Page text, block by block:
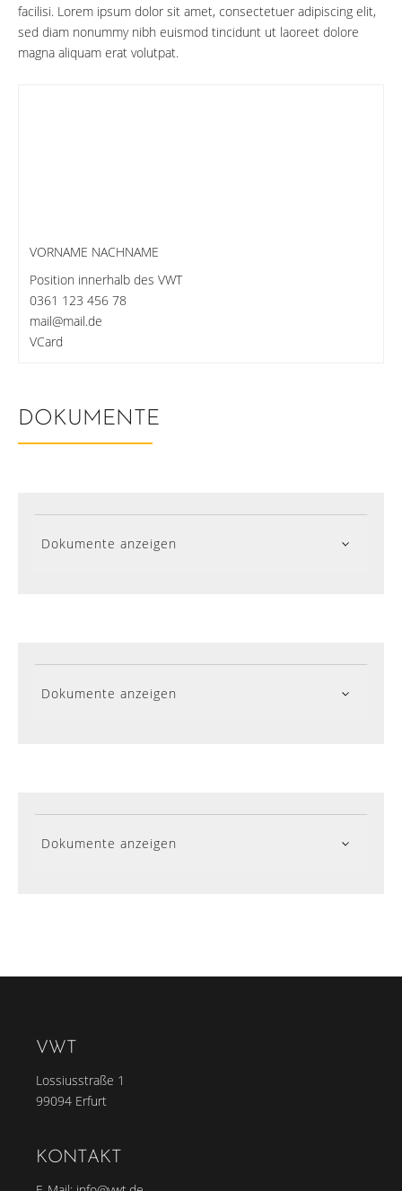
facilisi. Lorem ipsum dolor sit amet, consectetuer adipiscing elit,
sed diam nonummy nibh euismod tincidunt ut laoreet dolore
magna aliquam erat volutpat.
VORNAME NACHNAME
Position innerhalb des VWT
0361 123 456 78
mail@mail.de
VCard
DOKUMENTE
Dokumente anzeigen
Dokumente anzeigen
Dokumente anzeigen
VWT
Lossiusstraße 1
99094 Erfurt
KONTAKT